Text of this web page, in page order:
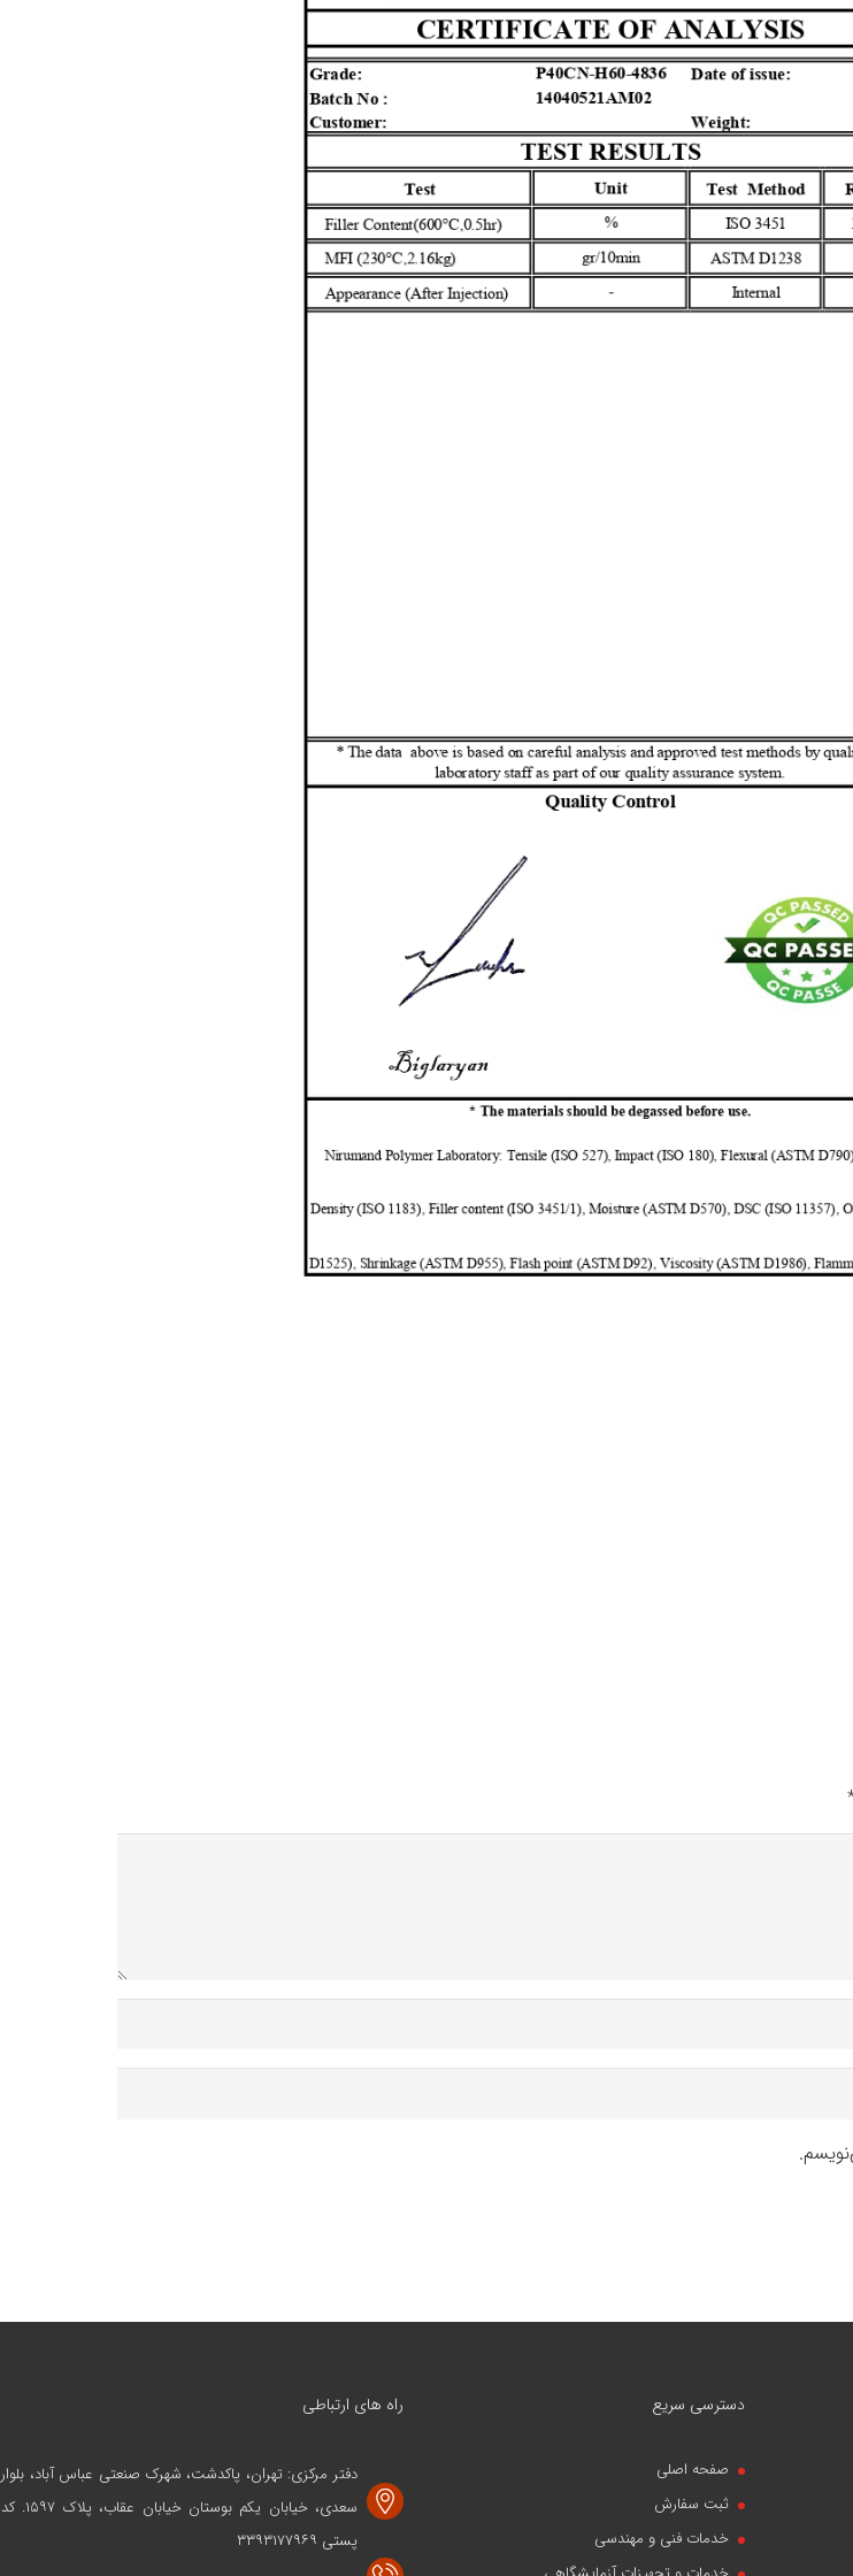
دسترسی سریع
صفحه اصلی
ثبت سفارش
خدمات فنی و مهندسی
راه های ارتباطی
دفتر مرکزی: تهران، پاکدشت، شهرک صنعتی عباس آباد، بلوار
سعدی، خیابان یکم بوستان خیابان عقاب، پلاک ۱۵۹۷. کد
پستی ۳۳۹۳۱۷۷۹۶۹